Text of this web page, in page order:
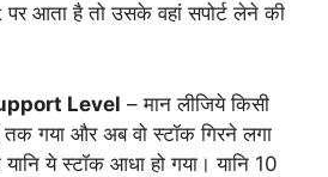
आता है तो उसके वहां सपोर्ट लेने की
Level – मान लीजिये किसी
गया और अब वो स्टॉक गिरने लगा
ये स्टॉक आधा हो गया। यानि 10